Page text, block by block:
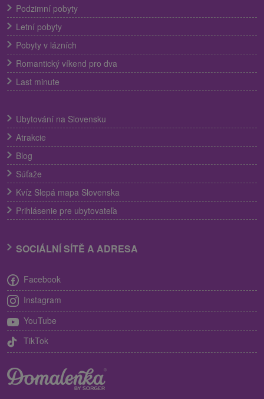
Podzimní pobyty
Letní pobyty
Pobyty v lázních
Romantický víkend pro dva
Last minute
Ubytování na Slovensku
Atrakcie
Blog
Súťaže
Kvíz Slepá mapa Slovenska
Prihlásenie pre ubytovateľa
SOCIÁLNÍ SÍTĚ A ADRESA
Facebook
Instagram
YouTube
TikTok